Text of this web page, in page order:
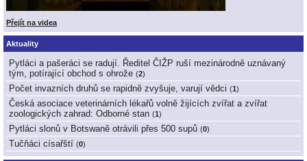
Přejít na videa
Aktuality
Pytláci a pašeráci se radují. Ředitel ČIŽP ruší mezinárodně uznávaný
tým, potírající obchod s ohrože (2)
Počet invazních druhů se rapidně zvyšuje, varují vědci (1 )
Česká asociace veterinárních lékařů volně žijících zvířat a zvířat
zoologických zahrad: Odborné stan (1 )
Pytláci slonů v Botswaně otrávili přes 500 supů (0)
Tučňáci císařští (0)